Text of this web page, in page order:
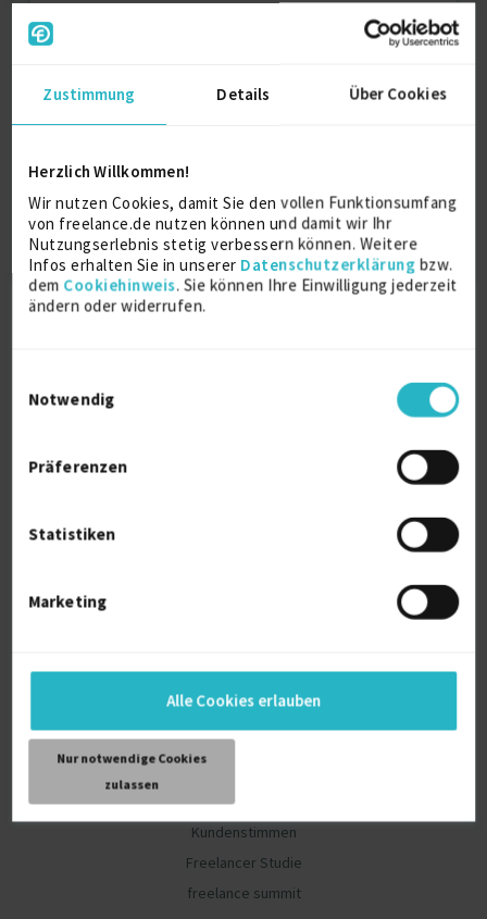
Zustimmung Details Über Cookies
Herzlich Willkommen!
Wir nutzen Cookies, damit Sie den vollen Funktionsumfang
von freelance.de nutzen können und damit wir Ihr
Nutzungserlebnis stetig verbessern können. Weitere
Infos erhalten Sie in unserer Datenschutzerklärung bzw.
dem Cookiehinweis. Sie können Ihre Einwilligung jederzeit
ändern oder widerrufen.
Notwendig
Präferenzen
Statistiken
Marketing
Alle Cookies erlauben
Nur notwendige Cookies
zulassen
Jetzt registrieren
Projekte ausschreiben
Blog
Kundenstimmen
Freelancer Studie
freelance summit